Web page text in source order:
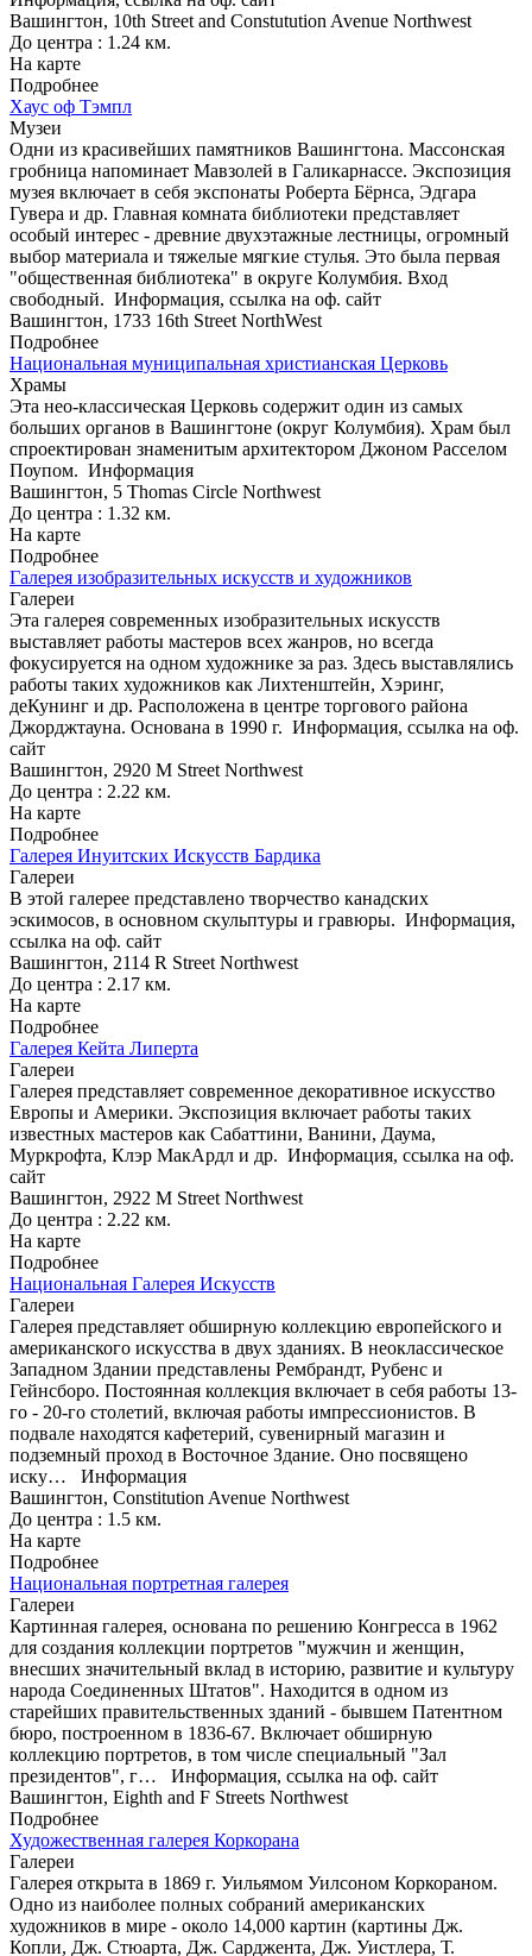
Вашингтон, 10th Street and Constutution Avenue Northwest
До центра : 1.24 км.
На карте
Подробнее
Хаус оф Тэмпл
Музеи
Одни из красивейших памятников Вашингтона. Массонская
гробница напоминает Мавзолей в Галикарнассе. Экспозиция
музея включает в себя экспонаты Роберта Бёрнса, Эдгара
Гувера и др. Главная комната библиотеки представляет
особый интерес - древние двухэтажные лестницы, огромный
выбор материала и тяжелые мягкие стулья. Это была первая
"общественная библиотека" в округе Колумбия. Вход
свободный. Информация, ссылка на оф. сайт
Вашингтон, 1733 16th Street NorthWest
Подробнее
Национальная муниципальная христианская Церковь
Храмы
Эта нео-классическая Церковь содержит один из самых
больших органов в Вашингтоне (округ Колумбия). Храм был
спроектирован знаменитым архитектором Джоном Расселом
Поупом. Информация
Вашингтон, 5 Thomas Circle Northwest
До центра : 1.32 км.
На карте
Подробнее
Галерея изобразительных искусств и художников
Галереи
Эта галерея современных изобразительных искусств
выставляет работы мастеров всех жанров, но всегда
фокусируется на одном художнике за раз. Здесь выставлялись
работы таких художников как Лихтенштейн, Хэринг,
деКунинг и др. Расположена в центре торгового района
Джорджтауна. Основана в 1990 г. Информация, ссылка на оф.
сайт
Вашингтон, 2920 M Street Northwest
До центра : 2.22 км.
На карте
Подробнее
Галерея Инуитских Искусств Бардика
Галереи
В этой галерее представлено творчество канадских
эскимосов, в основном скульптуры и гравюры. Информация,
ссылка на оф. сайт
Вашингтон, 2114 R Street Northwest
До центра : 2.17 км.
На карте
Подробнее
Галерея Кейта Липерта
Галереи
Галерея представляет современное декоративное искусство
Европы и Америки. Экспозиция включает работы таких
известных мастеров как Сабаттини, Ванини, Даума,
Муркрофта, Клэр МакАрдл и др. Информация, ссылка на оф.
сайт
Вашингтон, 2922 M Street Northwest
До центра : 2.22 км.
На карте
Подробнее
Национальная Галерея Искусств
Галереи
Галерея представляет обширную коллекцию европейского и
американского искусства в двух зданиях. В неоклассическое
Западном Здании представлены Рембрандт, Рубенс и
Гейнсборо. Постоянная коллекция включает в себя работы 13-
го - 20-го столетий, включая работы импрессионистов. В
подвале находятся кафетерий, сувенирный магазин и
подземный проход в Восточное Здание. Оно посвящено
иску… Информация
Вашингтон, Constitution Avenue Northwest
До центра : 1.5 км.
На карте
Подробнее
Национальная портретная галерея
Галереи
Картинная галерея, основана по решению Конгресса в 1962
для создания коллекции портретов "мужчин и женщин,
внесших значительный вклад в историю, развитие и культуру
народа Соединенных Штатов". Находится в одном из
старейших правительственных зданий - бывшем Патентном
бюро, построенном в 1836-67. Включает обширную
коллекцию портретов, в том числе специальный "Зал
президентов", г… Информация, ссылка на оф. сайт
Вашингтон, Eighth and F Streets Northwest
Подробнее
Художественная галерея Коркорана
Галереи
Галерея открыта в 1869 г. Уильямом Уилсоном Коркораном.
Одно из наиболее полных собраний американских
художников в мире - около 14,000 картин (картины Дж.
Копли, Дж. Стюарта, Дж. Сарджента, Дж. Уистлера, Т.